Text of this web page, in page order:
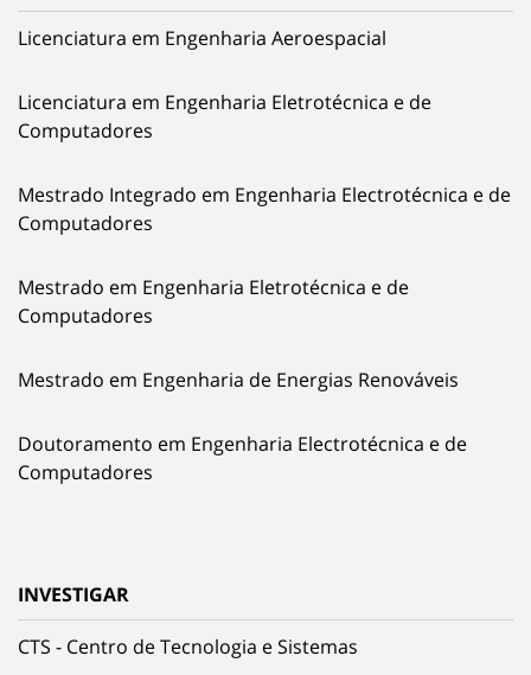
Licenciatura em Engenharia Aeroespacial
Licenciatura em Engenharia Eletrotécnica e de
Computadores
Mestrado Integrado em Engenharia Electrotécnica e de
Computadores
Mestrado em Engenharia Eletrotécnica e de
Computadores
Mestrado em Engenharia de Energias Renováveis
Doutoramento em Engenharia Electrotécnica e de
Computadores
INVESTIGAR
CTS - Centro de Tecnologia e Sistemas